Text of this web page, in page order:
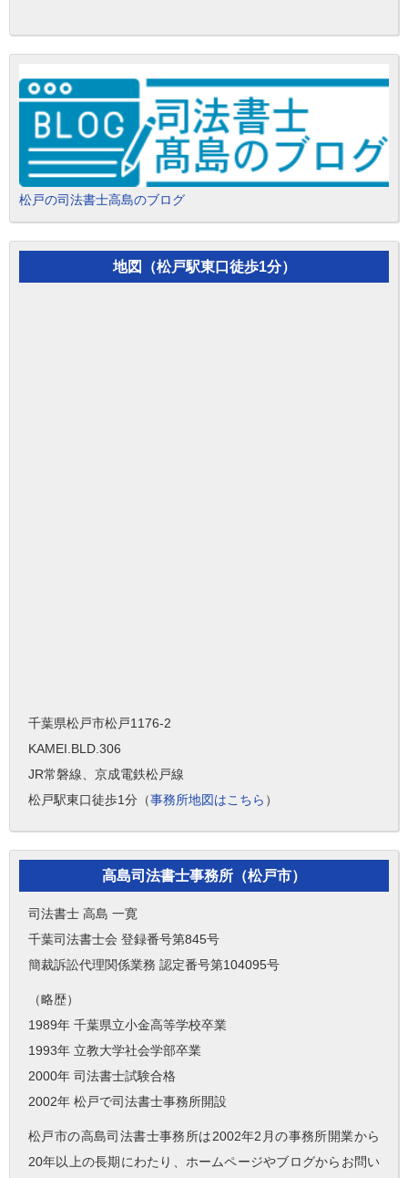
松戸の司法書士高島のブログ
地図（松戸駅東口徒歩1分）
千葉県松戸市松戸1176-2
KAMEI.BLD.306
JR常磐線、京成電鉄松戸線
松戸駅東口徒歩1分（事務所地図はこちら ）
高島司法書士事務所（松戸市）
司法書士 高島 一寛
千葉司法書士会 登録番号第845号
簡裁訴訟代理関係業務 認定番号第104095号
（略歴）
1989年 千葉県立小金高等学校卒業
1993年 立教大学社会学部卒業
2000年 司法書士試験合格
2002年 松戸で司法書士事務所開設
松戸市の高島司法書士事務所は2002年2月の事務所開業から
20年以上の長期にわたり、ホームページやブログからお問い